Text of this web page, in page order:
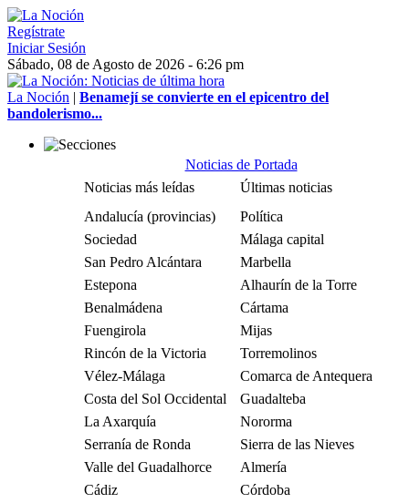
Regístrate
Iniciar Sesión
Sábado, 08 de Agosto de 2026 - 6:26 pm
La Noción | Benamejí se convierte en el epicentro del
bandolerismo...
Noticias de Portada
Noticias más leídas
Últimas noticias
Andalucía (provincias)
Política
Sociedad
Málaga capital
San Pedro Alcántara
Marbella
Estepona
Alhaurín de la Torre
Benalmádena
Cártama
Fuengirola
Mijas
Rincón de la Victoria
Torremolinos
Vélez-Málaga
Comarca de Antequera
Costa del Sol Occidental
Guadalteba
La Axarquía
Nororma
Serranía de Ronda
Sierra de las Nieves
Valle del Guadalhorce
Almería
Cádiz
Córdoba